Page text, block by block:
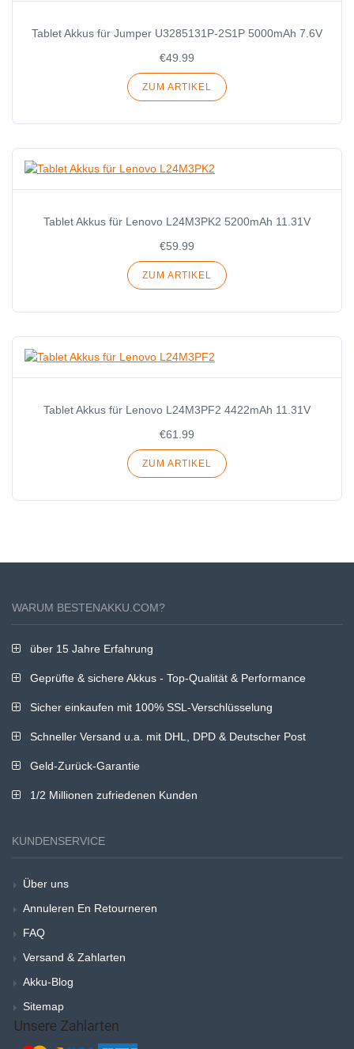
Tablet Akkus für Jumper U3285131P-2S1P 5000mAh 7.6V
€49.99
ZUM ARTIKEL
Tablet Akkus für Lenovo L24M3PK2 5200mAh 11.31V
€59.99
ZUM ARTIKEL
Tablet Akkus für Lenovo L24M3PF2 4422mAh 11.31V
€61.99
ZUM ARTIKEL
WARUM BESTENAKKU.COM?
über 15 Jahre Erfahrung
Geprüfte & sichere Akkus - Top-Qualität & Performance
Sicher einkaufen mit 100% SSL-Verschlüsselung
Schneller Versand u.a. mit DHL, DPD & Deutscher Post
Geld-Zurück-Garantie
1/2 Millionen zufriedenen Kunden
KUNDENSERVICE
Über uns
Annuleren En Retourneren
FAQ
Versand & Zahlarten
Akku-Blog
Sitemap